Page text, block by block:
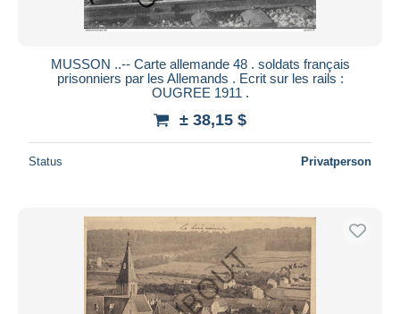
MUSSON ..-- Carte allemande 48 . soldats français
prisonniers par les Allemands . Ecrit sur les rails :
OUGREE 1911 .
± 38,15 $
Status Privatperson